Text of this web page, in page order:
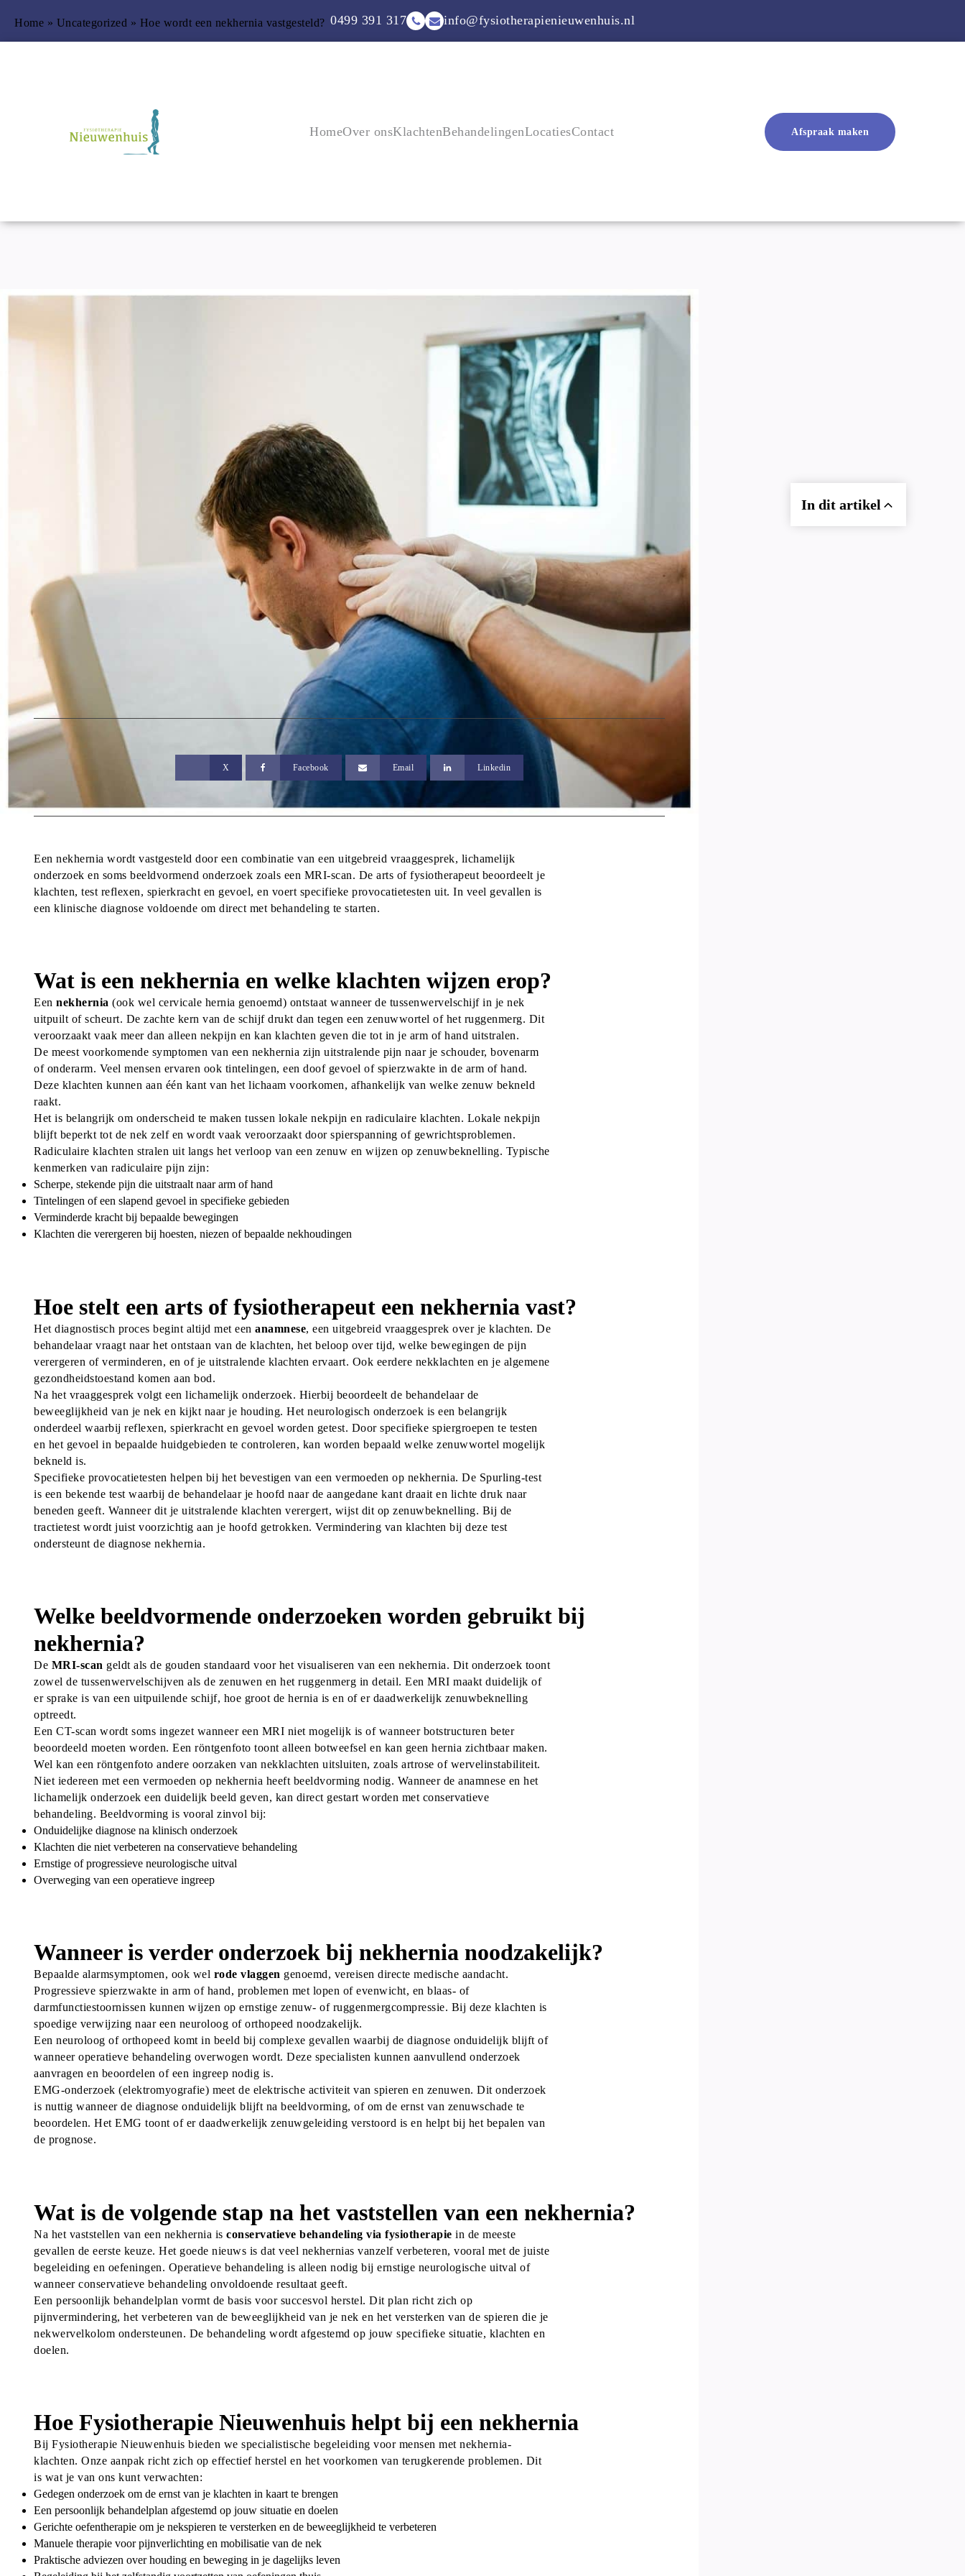
0499 391 317 info@fysiotherapienieuwenhuis.nl
HomeOver onsKlachtenBehandelingenLocatiesContact Afspraak maken
Home » Uncategorized » Hoe wordt een nekhernia vastgesteld?
X Facebook Email Linkedin
Een nekhernia wordt vastgesteld door een combinatie van een uitgebreid vraaggesprek, lichamelijk
onderzoek en soms beeldvormend onderzoek zoals een MRI-scan. De arts of fysiotherapeut beoordeelt je
klachten, test reflexen, spierkracht en gevoel, en voert specifieke provocatietesten uit. In veel gevallen is
een klinische diagnose voldoende om direct met behandeling te starten.
Wat is een nekhernia en welke klachten wijzen erop?
Een nekhernia (ook wel cervicale hernia genoemd) ontstaat wanneer de tussenwervelschijf in je nek
uitpuilt of scheurt. De zachte kern van de schijf drukt dan tegen een zenuwwortel of het ruggenmerg. Dit
veroorzaakt vaak meer dan alleen nekpijn en kan klachten geven die tot in je arm of hand uitstralen.
De meest voorkomende symptomen van een nekhernia zijn uitstralende pijn naar je schouder, bovenarm
of onderarm. Veel mensen ervaren ook tintelingen, een doof gevoel of spierzwakte in de arm of hand.
Deze klachten kunnen aan één kant van het lichaam voorkomen, afhankelijk van welke zenuw bekneld
raakt.
Het is belangrijk om onderscheid te maken tussen lokale nekpijn en radiculaire klachten. Lokale nekpijn
blijft beperkt tot de nek zelf en wordt vaak veroorzaakt door spierspanning of gewrichtsproblemen.
Radiculaire klachten stralen uit langs het verloop van een zenuw en wijzen op zenuwbeknelling. Typische
kenmerken van radiculaire pijn zijn:
Scherpe, stekende pijn die uitstraalt naar arm of hand
Tintelingen of een slapend gevoel in specifieke gebieden
Verminderde kracht bij bepaalde bewegingen
Klachten die verergeren bij hoesten, niezen of bepaalde nekhoudingen
Hoe stelt een arts of fysiotherapeut een nekhernia vast?
Het diagnostisch proces begint altijd met een anamnese, een uitgebreid vraaggesprek over je klachten. De
behandelaar vraagt naar het ontstaan van de klachten, het beloop over tijd, welke bewegingen de pijn
verergeren of verminderen, en of je uitstralende klachten ervaart. Ook eerdere nekklachten en je algemene
gezondheidstoestand komen aan bod.
Na het vraaggesprek volgt een lichamelijk onderzoek. Hierbij beoordeelt de behandelaar de
beweeglijkheid van je nek en kijkt naar je houding. Het neurologisch onderzoek is een belangrijk
onderdeel waarbij reflexen, spierkracht en gevoel worden getest. Door specifieke spiergroepen te testen
en het gevoel in bepaalde huidgebieden te controleren, kan worden bepaald welke zenuwwortel mogelijk
bekneld is.
Specifieke provocatietesten helpen bij het bevestigen van een vermoeden op nekhernia. De Spurling-test
is een bekende test waarbij de behandelaar je hoofd naar de aangedane kant draait en lichte druk naar
beneden geeft. Wanneer dit je uitstralende klachten verergert, wijst dit op zenuwbeknelling. Bij de
tractietest wordt juist voorzichtig aan je hoofd getrokken. Vermindering van klachten bij deze test
ondersteunt de diagnose nekhernia.
Welke beeldvormende onderzoeken worden gebruikt bij
nekhernia?
De MRI-scan geldt als de gouden standaard voor het visualiseren van een nekhernia. Dit onderzoek toont
zowel de tussenwervelschijven als de zenuwen en het ruggenmerg in detail. Een MRI maakt duidelijk of
er sprake is van een uitpuilende schijf, hoe groot de hernia is en of er daadwerkelijk zenuwbeknelling
optreedt.
Een CT-scan wordt soms ingezet wanneer een MRI niet mogelijk is of wanneer botstructuren beter
beoordeeld moeten worden. Een röntgenfoto toont alleen botweefsel en kan geen hernia zichtbaar maken.
Wel kan een röntgenfoto andere oorzaken van nekklachten uitsluiten, zoals artrose of wervelinstabiliteit.
Niet iedereen met een vermoeden op nekhernia heeft beeldvorming nodig. Wanneer de anamnese en het
lichamelijk onderzoek een duidelijk beeld geven, kan direct gestart worden met conservatieve
behandeling. Beeldvorming is vooral zinvol bij:
Onduidelijke diagnose na klinisch onderzoek
Klachten die niet verbeteren na conservatieve behandeling
Ernstige of progressieve neurologische uitval
Overweging van een operatieve ingreep
Wanneer is verder onderzoek bij nekhernia noodzakelijk?
Bepaalde alarmsymptomen, ook wel rode vlaggen genoemd, vereisen directe medische aandacht.
Progressieve spierzwakte in arm of hand, problemen met lopen of evenwicht, en blaas- of
darmfunctiestoornissen kunnen wijzen op ernstige zenuw- of ruggenmergcompressie. Bij deze klachten is
spoedige verwijzing naar een neuroloog of orthopeed noodzakelijk.
Een neuroloog of orthopeed komt in beeld bij complexe gevallen waarbij de diagnose onduidelijk blijft of
wanneer operatieve behandeling overwogen wordt. Deze specialisten kunnen aanvullend onderzoek
aanvragen en beoordelen of een ingreep nodig is.
EMG-onderzoek (elektromyografie) meet de elektrische activiteit van spieren en zenuwen. Dit onderzoek
is nuttig wanneer de diagnose onduidelijk blijft na beeldvorming, of om de ernst van zenuwschade te
beoordelen. Het EMG toont of er daadwerkelijk zenuwgeleiding verstoord is en helpt bij het bepalen van
de prognose.
Wat is de volgende stap na het vaststellen van een nekhernia?
Na het vaststellen van een nekhernia is conservatieve behandeling via fysiotherapie in de meeste
gevallen de eerste keuze. Het goede nieuws is dat veel nekhernias vanzelf verbeteren, vooral met de juiste
begeleiding en oefeningen. Operatieve behandeling is alleen nodig bij ernstige neurologische uitval of
wanneer conservatieve behandeling onvoldoende resultaat geeft.
Een persoonlijk behandelplan vormt de basis voor succesvol herstel. Dit plan richt zich op
pijnvermindering, het verbeteren van de beweeglijkheid van je nek en het versterken van de spieren die je
nekwervelkolom ondersteunen. De behandeling wordt afgestemd op jouw specifieke situatie, klachten en
doelen.
Hoe Fysiotherapie Nieuwenhuis helpt bij een nekhernia
Bij Fysiotherapie Nieuwenhuis bieden we specialistische begeleiding voor mensen met nekhernia-
klachten. Onze aanpak richt zich op effectief herstel en het voorkomen van terugkerende problemen. Dit
is wat je van ons kunt verwachten:
Gedegen onderzoek om de ernst van je klachten in kaart te brengen
Een persoonlijk behandelplan afgestemd op jouw situatie en doelen
Gerichte oefentherapie om je nekspieren te versterken en de beweeglijkheid te verbeteren
Manuele therapie voor pijnverlichting en mobilisatie van de nek
Praktische adviezen over houding en beweging in je dagelijks leven
In dit artikel